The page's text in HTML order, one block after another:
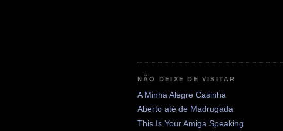
NÃO DEIXE DE VISITAR
A Minha Alegre Casinha
Aberto até de Madrugada
This Is Your Amiga Speaking